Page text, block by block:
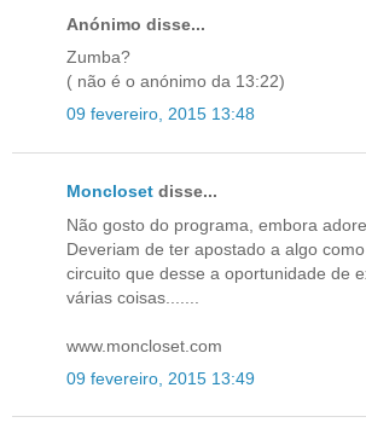
Anónimo disse...
Zumba?
( não é o anónimo da 13:22)
09 fevereiro, 2015 13:48
Moncloset disse...
Não gosto do programa, embora adore
Deveriam de ter apostado a algo
circuito que desse a oportunidade de
várias coisas.......
www.moncloset.com
09 fevereiro, 2015 13:49